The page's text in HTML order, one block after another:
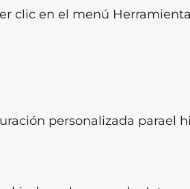
clic en el menú
personalizada parael